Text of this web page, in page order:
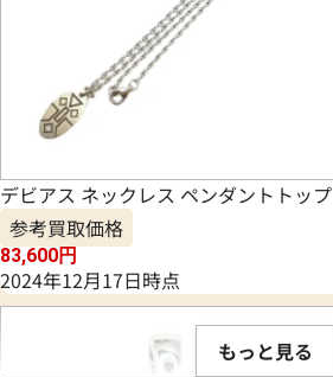
デビアス ネックレス ペンダントトップ
参考買取価格
83,600円
2024年12月17日時点
もっと見る